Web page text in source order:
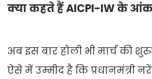
क्या कहते हैं AICPI-IW के
अब इस बार होली भी मार्च की
ऐसे में उम्मीद है कि प्रधानमंत्री